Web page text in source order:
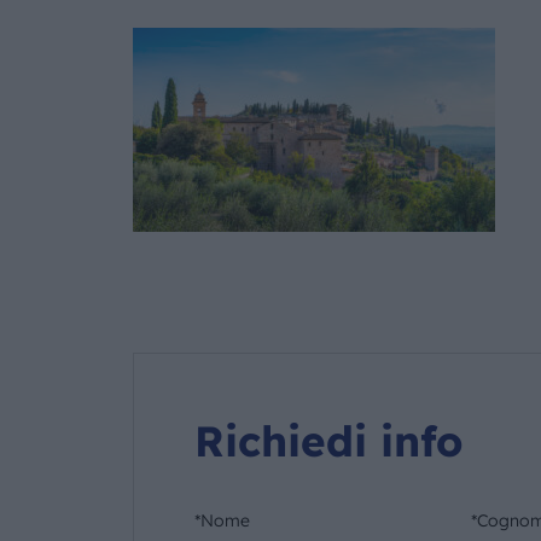
Richiedi info
*Nome